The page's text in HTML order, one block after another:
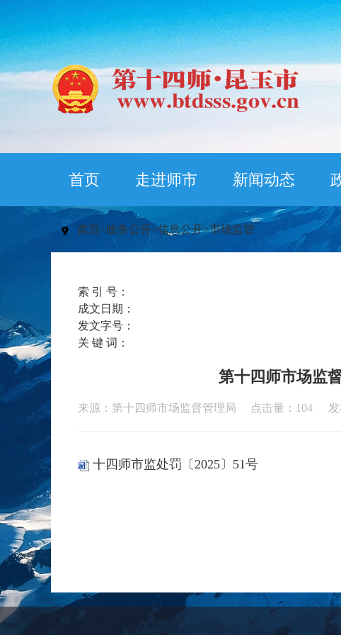
首页 走进师市 新闻动态
首页>政务公开>信息公开>市场监管
索 引 号：
成文日期：
发文字号：
关 键 词：
第十四师市场监
来源：第十四师市场监督管理局 点击量： 104
十四师市监处罚〔2025〕51号